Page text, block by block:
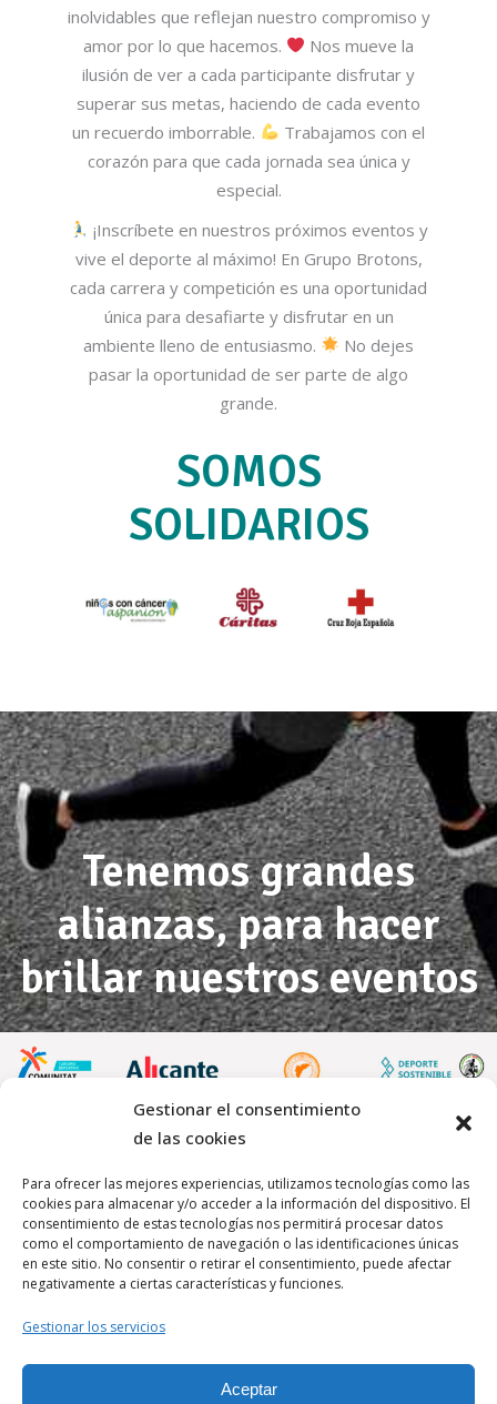
Gestionar el consentimiento
de las cookies
Para ofrecer las mejores experiencias, utilizamos tecnologías como las
cookies para almacenar y/o acceder a la información del dispositivo. El
consentimiento de estas tecnologías nos permitirá procesar datos
como el comportamiento de navegación o las identificaciones únicas
en este sitio. No consentir o retirar el consentimiento, puede afectar
negativamente a ciertas características y funciones.
Gestionar los servicios
Aceptar
inolvidables que reflejan nuestro compromiso y
amor por lo que hacemos.
Nos mueve la
ilusión de ver a cada participante disfrutar y
superar sus metas, haciendo de cada evento
un recuerdo imborrable.
Trabajamos con el
corazón para que cada jornada sea única y
especial.
¡Inscríbete en nuestros próximos eventos y
vive el deporte al máximo! En Grupo Brotons,
cada carrera y competición es una oportunidad
única para desafiarte y disfrutar en un
ambiente lleno de entusiasmo.
No dejes
pasar la oportunidad de ser parte de algo
grande.
SOMOS
SOLIDARIOS
Tenemos grandes
alianzas, para hacer
brillar nuestros eventos
Política de Privacidad